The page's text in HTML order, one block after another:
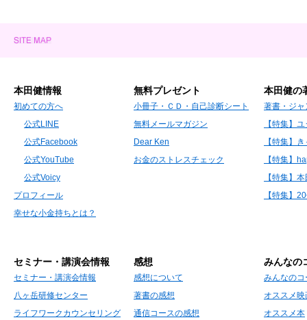
本田健情報
初めての方へ
公式LINE
公式Facebook
公式YouTube
公式Voicy
プロフィール
幸せな小金持ちとは？
無料プレゼント
小冊子・ＣＤ・自己診断シート
無料メールマガジン
Dear Ken
お金のストレスチェック
本田健の
著書・ジャ
【特集】
【特集】
【特集】
【特集】
【特集】
セミナー・講演会情報
セミナー・講演会情報
八ヶ岳研修センター
ライフワークカウンセリング
感想
感想について
著書の感想
通信コースの感想
みんなの
みんなの
オススメ映
オススメ本